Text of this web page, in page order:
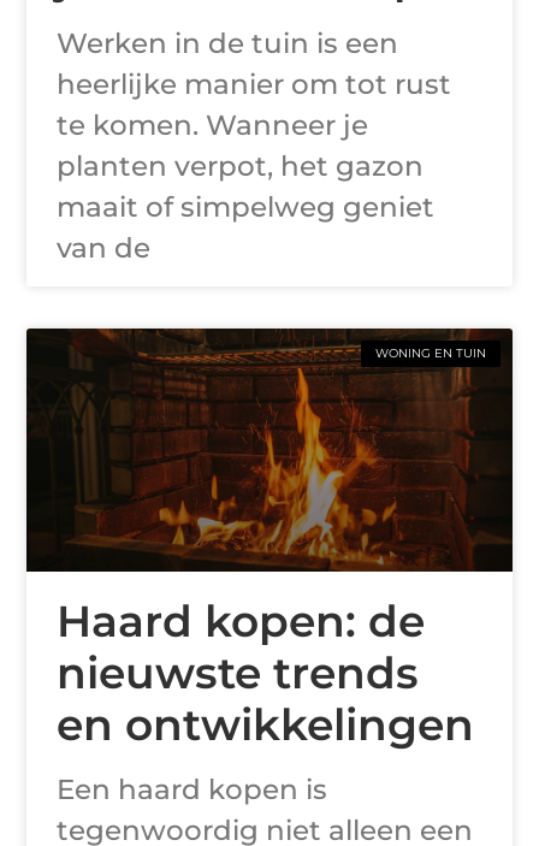
Werken in de tuin is een
heerlijke manier om tot rust
te komen. Wanneer je
planten verpot, het gazon
maait of simpelweg geniet
van de
WONING EN TUIN
Haard kopen: de
nieuwste trends
en ontwikkelingen
Een haard kopen is
tegenwoordig niet alleen een